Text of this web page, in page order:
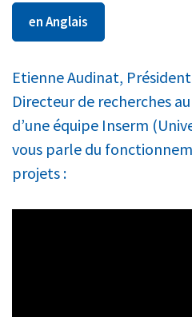
en Anglais
Etienne Audinat, Président
Directeur de recherches
d’une équipe Inserm
vous parle du
projets :